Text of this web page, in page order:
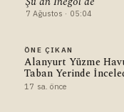
7 Ağustos · 05:04
ÖNE ÇIKAN
Alanyurt Yüzme
Taban Yerinde
17 sa. önce